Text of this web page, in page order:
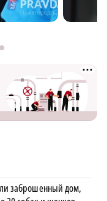
заброшенный дом,